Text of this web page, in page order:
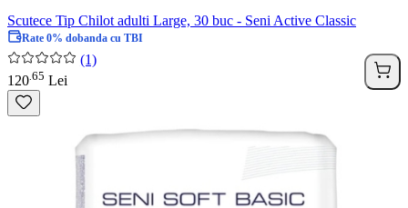
Scutece Tip Chilot adulti Large, 30 buc - Seni Active Classic
Rate 0% dobanda cu TBI
(1)
120 65 Lei